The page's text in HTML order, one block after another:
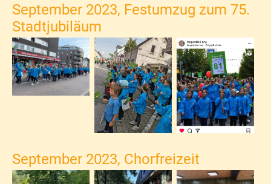
September 2023, Festumzug zum 75.
Stadtjubiläum
September 2023, Chorfreizeit